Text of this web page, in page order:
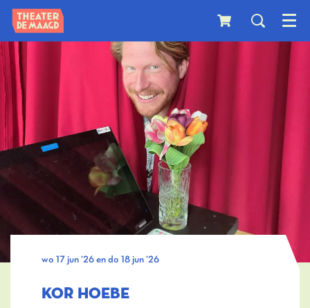
Menu
KOR HOEBE
wo 17 jun ’26 en do 18 jun ’26